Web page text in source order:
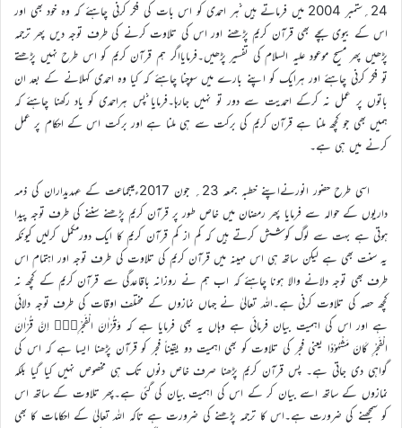
24؍ستمبر 2004 میں فرماتے ہیں ہر احمدی کو اس بات کی فکر کرنی چاہئے کہ وہ خود بھی اور
اس کے بیوی بچے بھی قرآن کریم پڑھنے اور اس کی تلاوت کرنے کی طرف توجہ دیں پھر ترجمہ
پڑھیں پھر مسیح موعود علیہ السلام کی تفسیر پڑھیں۔فرمایااگر ہم قرآن کریم کو اس طرح نہیں پڑھتے
تو فکر کرنی چاہئے اور ہرایک کو اپنے بارے میں سوچنا چاہئے کہ کیا وہ احمدی کہلانے کے بعد ان
باتوں پر عمل نہ کرکے احمدیت سے دور تو نہیں جارہا۔فرمایا پس ہراحمدی کو یاد رکھنا چاہئے کہ
ہمیں بھی جو کچھ ملنا ہے قرآن کریم کی برکت سے ہی ملنا ہے اور برکت اس کے احکام پر عمل
کرنے میں ہی ہے۔
اسی طرح حضور انورنےاپنے خطبہ جمعہ 23؍ جون 2017ءمیںجماعت کے عہدیداران کی ذمہ
داریوں کے حوالہ سے فرمایا پھر رمضان میں خاص طور پر قرآن کریم پڑھنے سننے کی طرف توجہ پیدا
ہوتی ہے بہت سے لوگ کوشش کرتے ہیں کہ کم از کم قرآن کریم کا ایک دورمکمل کرلیں کیونکہ
یہ سنت بھی ہے لیکن ساتھ ہی اس مہینہ میں قرآن کریم کی تلاوت کی طرف توجہ اور اہتمام اس
طرف بھی توجہ دلانے والا ہونا چاہئے کہ اب ہم نے روزانہ باقاعدگی سے قرآن کریم کے کچھ نہ
کچھ حصہ کی تلاوت کرنی ہے۔اللہ تعالیٰ نے جہاں نمازوں کے مختلف اوقات کی طرف توجہ دلائی
ہے اور اس کی اہمیت بیان فرمائی ہے وہاں یہ بھی فرمایا ہے کہ وَقُرْاٰنَ الْفَجْرِ۝۰ۭ اِنَّ قُرْاٰنَ
الْفَجْرِ كَانَ مَشْہُوْدًا یعنی فجر کی تلاوت کو بھی اہمیت دو یقیناً فجر کو قرآن پڑھنا ایسا ہے کہ اس کی
گواہی دی جاتی ہے۔ پس قرآن کریم پڑھنا صرف خاص دنوں تک ہی مخصوص نہیں کیا گیا بلکہ
نمازوں کے ساتھ اسے بیان کر کے اس کی اہمیت بیان کی گئی ہے۔پھر تلاوت کے ساتھ اس
کو سمجھنے کی ضرورت ہے۔اس کا ترجمہ پڑھنے کی ضرورت ہے تاکہ اللہ تعالیٰ کے احکامات کا بھی